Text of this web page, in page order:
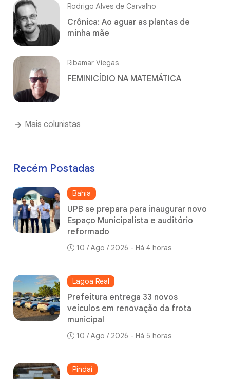
Rodrigo Alves de Carvalho
Crônica: Ao aguar as plantas de
minha mãe
Ribamar Viegas
FEMINICÍDIO NA MATEMÁTICA
Mais colunistas
Recém Postadas
Bahia
UPB se prepara para inaugurar novo
Espaço Municipalista e auditório
reformado
10 / Ago / 2026 - Há 4 horas
Lagoa Real
Prefeitura entrega 33 novos
veículos em renovação da frota
municipal
10 / Ago / 2026 - Há 5 horas
Pindaí